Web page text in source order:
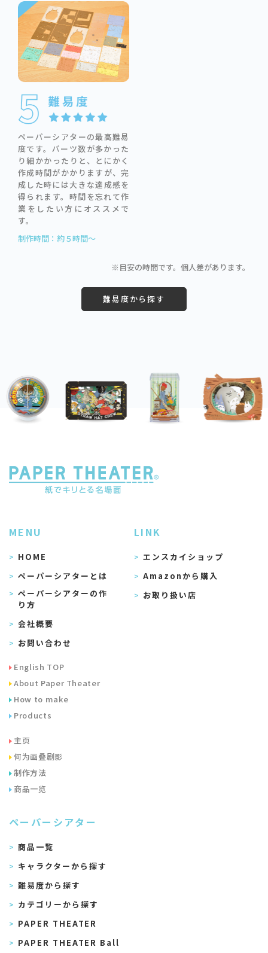
ペーパーシアターの最高難易
度です。パーツ数が多かった
り細かかったりと、とにかく
作成時間がかかりますが、完
成した時には大きな達成感を
得られます。時間を忘れて作
業をしたい方にオススメで
す。
制作時間：約５時間～
※目安の時間です。個人差があります。
難易度から探す
MENU
HOME
ペーパーシアターとは
ペーパーシアターの作
り方
会社概要
お問い合わせ
English TOP
About Paper Theater
How to make
Products
主页
何为画叠剧影
制作方法
商品一览
ペーパーシアター
商品一覧
キャラクターから探す
難易度から探す
カテゴリーから探す
PAPER THEATER
PAPER THEATER Ball
LINK
エンスカイショップ
Amazonから購入
お取り扱い店